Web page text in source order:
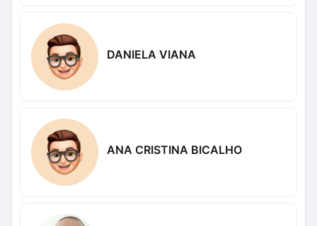
DANIELA VIANA
ANA CRISTINA BICALHO